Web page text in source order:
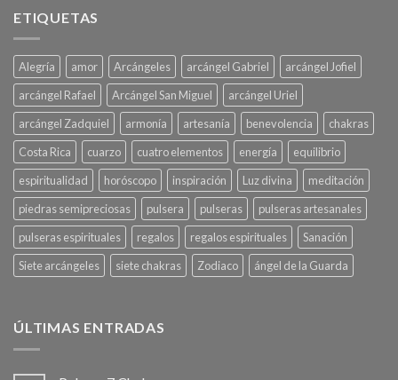
ETIQUETAS
Alegría amor Arcángeles arcángel Gabriel
arcángel Jofiel
arcángel Rafael
Arcángel San Miguel
arcángel Uriel
arcángel Zadquiel
armonía artesanía benevolencia
chakras
Costa Rica
cuarzo cuatro elementos energía
equilibrio
espiritualidad
horóscopo inspiración Luz divina
meditación
piedras semipreciosas
pulsera pulseras
pulseras artesanales
pulseras espirituales
regalos regalos espirituales
Sanación
Siete arcángeles
siete chakras Zodiaco ángel de la Guarda
ÚLTIMAS ENTRADAS